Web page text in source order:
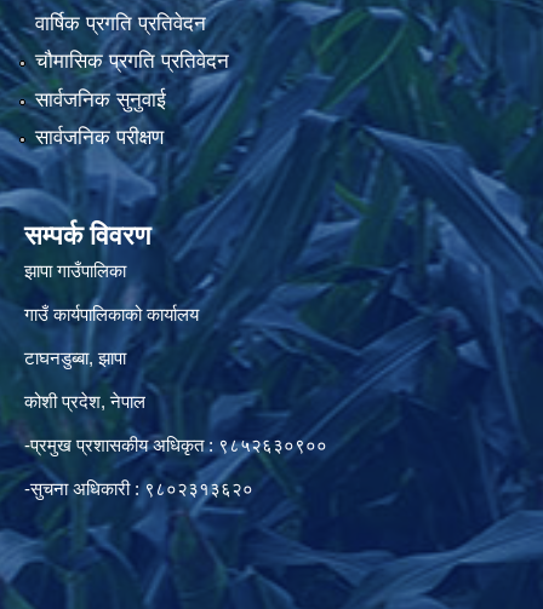
वार्षिक प्रगति प्रतिवेदन
चौमासिक प्रगति प्रतिवेदन
सार्वजनिक सुनुवाई
सार्वजनिक परीक्षण
सम्पर्क विवरण
झापा गाउँपालिका
गाउँ कार्यपालिकाको कार्यालय
टाघनडुब्बा, झापा
कोशी प्रदेश, नेपाल
-प्रमुख प्रशासकीय अधिकृत : ९८५२६३०९००
-सुचना अधिकारी : ९८०२३१३६२०